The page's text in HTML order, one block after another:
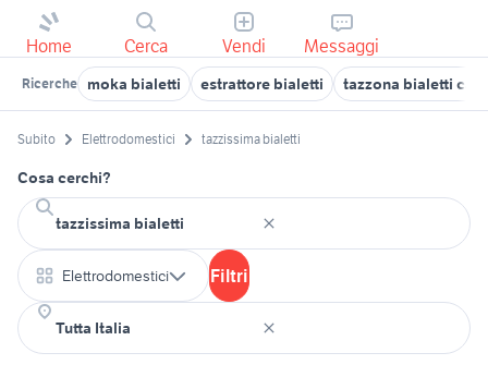
Home Cerca Vendi Messaggi
Ricerche moka bialetti estrattore bialetti tazzona bialetti
Subito Elettrodomestici tazzissima bialetti
Cosa cerchi?
Elettrodomestici Filtri